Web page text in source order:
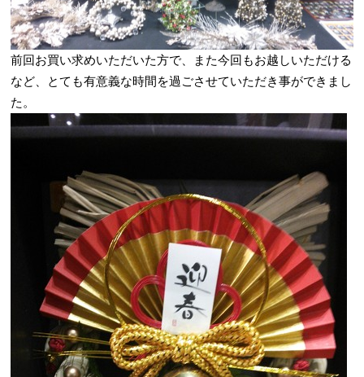
前回お買い求めいただいた方で、また今回もお越しいただける
など、とても有意義な時間を過ごさせていただき事ができまし
た。